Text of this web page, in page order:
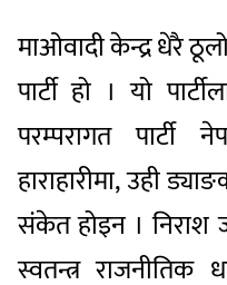
माओवादी केन्द्र धेरै
पार्टी हो । यो
परम्परागत पार्टी
हाराहारीमा, उही
संकेत होइन । निराश
स्वतन्त्र राजनीतिक